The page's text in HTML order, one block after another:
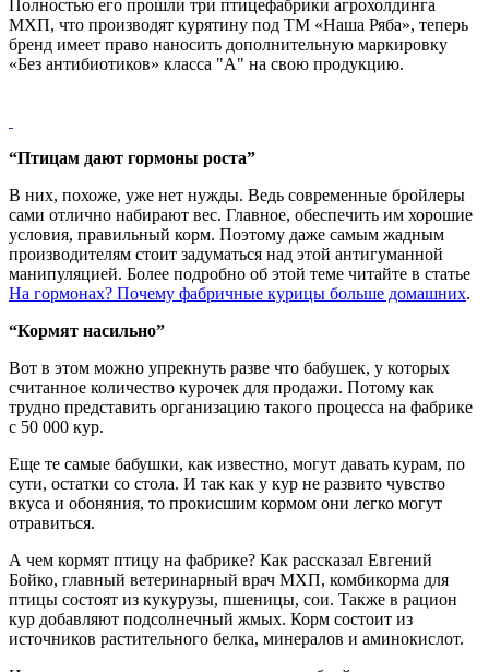
Полностью его прошли три птицефабрики агрохолдинга
МХП, что производят курятину под ТМ «Наша Ряба», теперь
бренд имеет право наносить дополнительную маркировку
«Без антибиотиков» класса "А" на свою продукцию.
“Птицам дают гормоны роста”
В них, похоже, уже нет нужды. Ведь современные бройлеры
сами отлично набирают вес. Главное, обеспечить им хорошие
условия, правильный корм. Поэтому даже самым жадным
производителям стоит задуматься над этой антигуманной
манипуляцией. Более подробно об этой теме читайте в статье
На гормонах? Почему фабричные курицы больше домашних.
“Кормят насильно”
Вот в этом можно упрекнуть разве что бабушек, у которых
считанное количество курочек для продажи. Потому как
трудно представить организацию такого процесса на фабрике
с 50 000 кур.
Еще те самые бабушки, как известно, могут давать курам, по
сути, остатки со стола. И так как у кур не развито чувство
вкуса и обоняния, то прокисшим кормом они легко могут
отравиться.
А чем кормят птицу на фабрике? Как рассказал Евгений
Бойко, главный ветеринарный врач МХП, комбикорма для
птицы состоят из кукурузы, пшеницы, сои. Также в рацион
кур добавляют подсолнечный жмых. Корм состоит из
источников растительного белка, минералов и аминокислот.